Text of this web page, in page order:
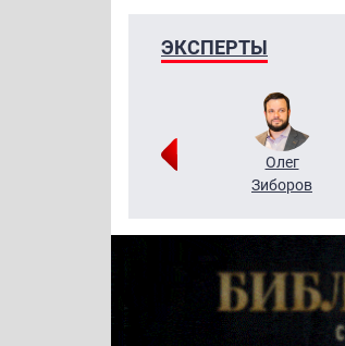
ЭКСПЕРТЫ
Олег
Зиборов